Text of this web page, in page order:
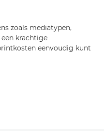
zoals mediatypen,
krachtige
eenvoudig kunt